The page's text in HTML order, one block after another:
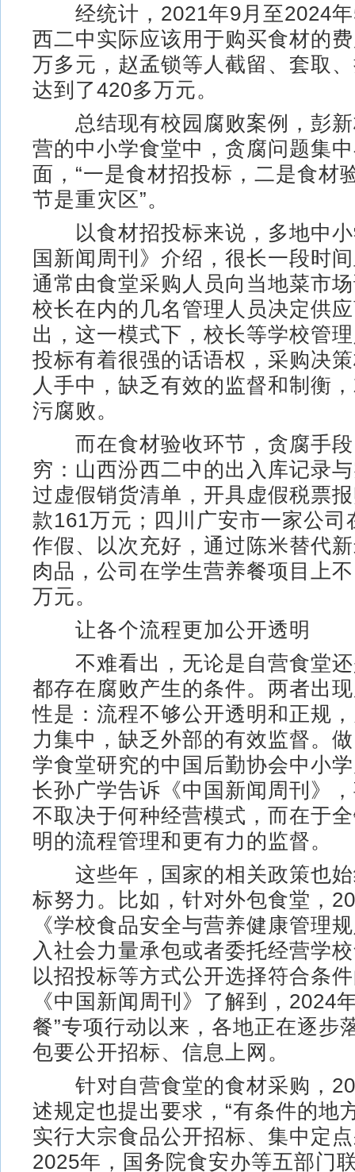
经统计，2021年9月至2024年
西二中实际应该用于购买食材的
万多元，赵孟锁等人截留、套取
达到了420多万元。
总结现有校园腐败案例，彭新
营的中小学食堂中，贪腐问题集
面，“一是食材招投标，二是食材
节是重灾区”。
以食材招投标来说，多地中小
国新闻周刊》介绍，很长一段时
通常由食堂采购人员向当地菜市
校长在内的几名管理人员决定供
出，这一模式下，校长等学校管
投标有着很强的话语权，采购决
人手中，缺乏有效的监督和制衡
污腐败。
而在食材验收环节，贪腐手段
穷：山西汾西二中的出入库记录
过虚假销货清单，开具虚假税票
款161万元；四川广安市一家公司
作假、以次充好，通过陈米替代
肉品，公司在学生营养餐项目上
万元。
让各个流程更加公开透明
不难看出，无论是自营食堂还
都存在腐败产生的条件。两者出
性是：流程不够公开透明和正规
力集中，缺乏外部的有效监督。
学食堂研究的中国后勤协会中小
长孙广学告诉《中国新闻周刊》
不取决于何种经营模式，而在于
明的流程管理和更有力的监督。
这些年，国家的相关政策也始
标努力。比如，针对外包食堂，
《学校食品安全与营养健康管理
入社会力量承包或者委托经营学
以招投标等方式公开选择符合条
《中国新闻周刊》了解到，2024
餐”专项行动以来，各地正在逐步
包要公开招标、信息上网。
针对自营食堂的食材采购，
述规定也提出要求，“有条件的地
实行大宗食品公开招标、集中定
2025年，国务院食安办等五部门